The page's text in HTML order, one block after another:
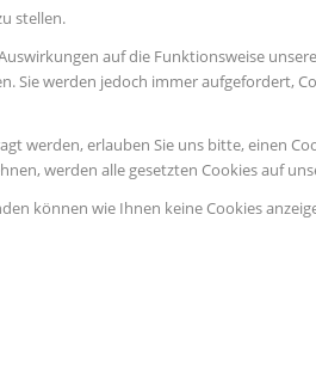
stellen.
auf die Funktionsweise
Sie werden jedoch immer aufgefordert,
werden, erlauben Sie uns bitte, einen
werden alle gesetzten Cookies auf
können wie Ihnen keine Cookies